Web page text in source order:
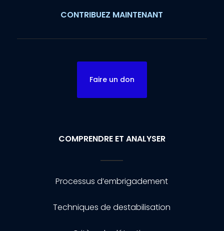
CONTRIBUEZ MAINTENANT
Faire un don
COMPRENDRE ET ANALYSER
Processus d’embrigadement
Techniques de destabilisation